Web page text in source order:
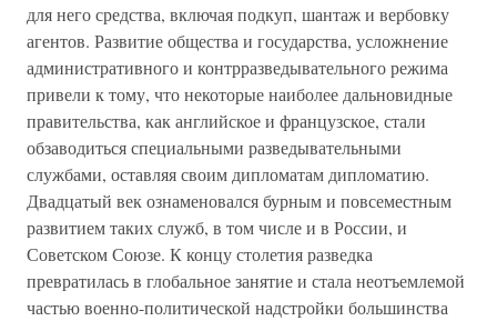
для него средства, включая подкуп, шантаж и вербовку
агентов. Развитие общества и государства, усложнение
административного и контрразведывательного режима
привели к тому, что некоторые наиболее дальновидные
правительства, как английское и французское, стали
обзаводиться специальными разведывательными
службами, оставляя своим дипломатам дипломатию.
Двадцатый век ознаменовался бурным и повсеместным
развитием таких служб, в том числе и в России, и
Советском Союзе. К концу столетия разведка
превратилась в глобальное занятие и стала неотъемлемой
частью военно-политической надстройки большинства